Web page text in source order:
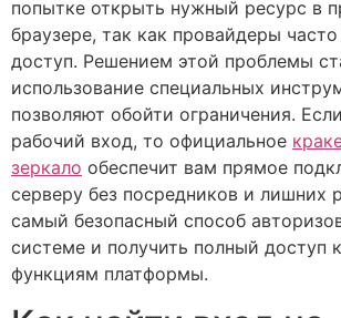
попытке открыть нужный ресурс в
браузере, так как провайдеры
доступ. Решением этой проблемы
использование специальных
позволяют обойти ограничения.
рабочий вход, то официальное
зеркало обеспечит вам прямое
серверу без посредников и лишних
самый безопасный способ
системе и получить полный доступ
функциям платформы.